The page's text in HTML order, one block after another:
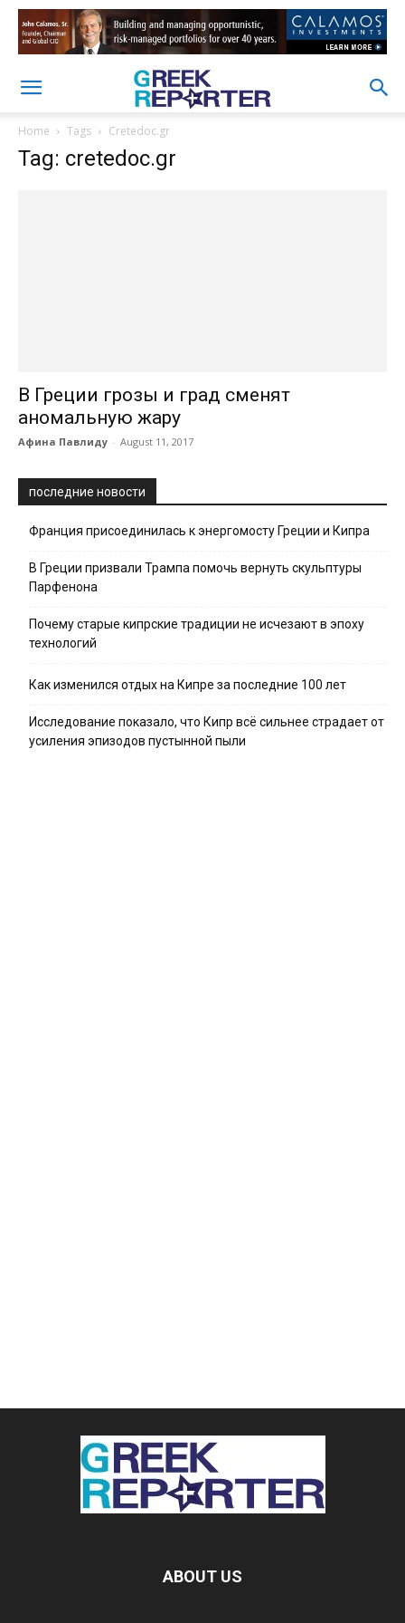
Home Tags Cretedoc.gr
Tag: cretedoc.gr
В Греции грозы и град сменят
аномальную жару
Афина Павлиду - August 11, 2017
последние новости
Франция присоединилась к энергомосту Греции и Кипра
В Греции призвали Трампа помочь вернуть скульптуры
Парфенона
Почему старые кипрские традиции не исчезают в эпоху
технологий
Как изменился отдых на Кипре за последние 100 лет
Исследование показало, что Кипр всё сильнее страдает от
усиления эпизодов пустынной пыли
ABOUT US